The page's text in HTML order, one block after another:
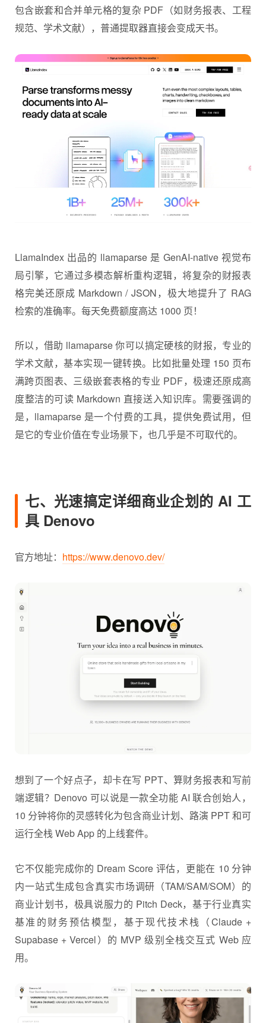
包含嵌套和合并单元格的复杂 PDF（如财务报表、工程
规范、学术文献），普通提取器直接会变成天书。
LlamaIndex 出品的 llamaparse 是 GenAI-native 视觉布
局引擎，它通过多模态解析重构逻辑，将复杂的财报表
格完美还原成 Markdown / JSON，极大地提升了 RAG
检索的准确率。每天免费额度高达 1000 页！
所以，借助 llamaparse 你可以搞定硬核的财报，专业的
学术文献，基本实现一键转换。比如批量处理 150 页布
满跨页图表、三级嵌套表格的专业 PDF，极速还原成高
度整洁的可读 Markdown 直接送入知识库。需要强调的
是，llamaparse 是一个付费的工具，提供免费试用，但
是它的专业价值在专业场景下，也几乎是不可取代的。
七、光速搞定详细商业企划的 AI 工
具 Denovo
官方地址： https://www.denovo.dev/
想到了一个好点子，却卡在写 PPT、算财务报表和写前
端逻辑？Denovo 可以说是一款全功能 AI 联合创始人，
10 分钟将你的灵感转化为包含商业计划、路演 PPT 和可
运行全栈 Web App 的上线套件。
它不仅能完成你的 Dream Score 评估，更能在 10 分钟
内一站式生成包含真实市场调研（TAM/SAM/SOM）的
商业计划书，极具说服力的 Pitch Deck，基于行业真实
基准的财务预估模型，基于现代技术栈（Claude +
Supabase + Vercel）的 MVP 级别全栈交互式 Web 应
用。